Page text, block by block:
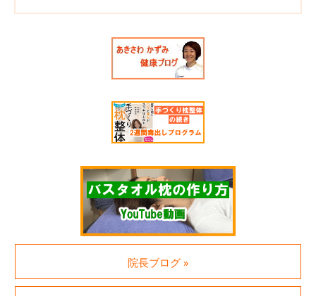
院長ブログ »